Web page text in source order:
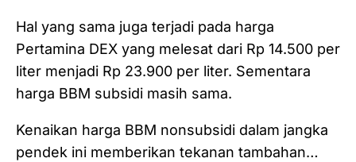
Hal yang sama juga terjadi pada harga
Pertamina DEX yang melesat dari Rp 14.500 per
liter menjadi Rp 23.900 per liter. Sementara
harga BBM subsidi masih sama.
Kenaikan harga BBM nonsubsidi dalam jangka
pendek ini memberikan tekanan tambahan…